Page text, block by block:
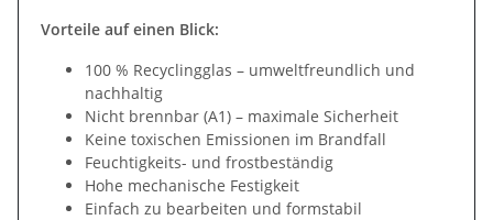
Vorteile auf einen Blick:
100 % Recyclingglas – umweltfreundlich und
nachhaltig
Nicht brennbar (A1) – maximale Sicherheit
Keine toxischen Emissionen im Brandfall
Feuchtigkeits- und frostbeständig
Hohe mechanische Festigkeit
Einfach zu bearbeiten und formstabil